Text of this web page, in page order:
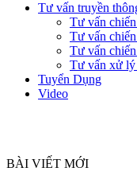
Tư vấn truyền
Tư vấn
Tư vấn
Tư vấn
Tư vấn xử lý
Tuyển Dụng
Video
BÀI VIẾT MỚI